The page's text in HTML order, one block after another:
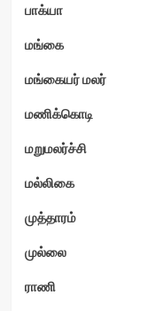
பாக்யா
மங்கை
மங்கையர் மலர்
மணிக்கொடி
மறுமலர்ச்சி
மல்லிகை
முத்தாரம்
முல்லை
ராணி